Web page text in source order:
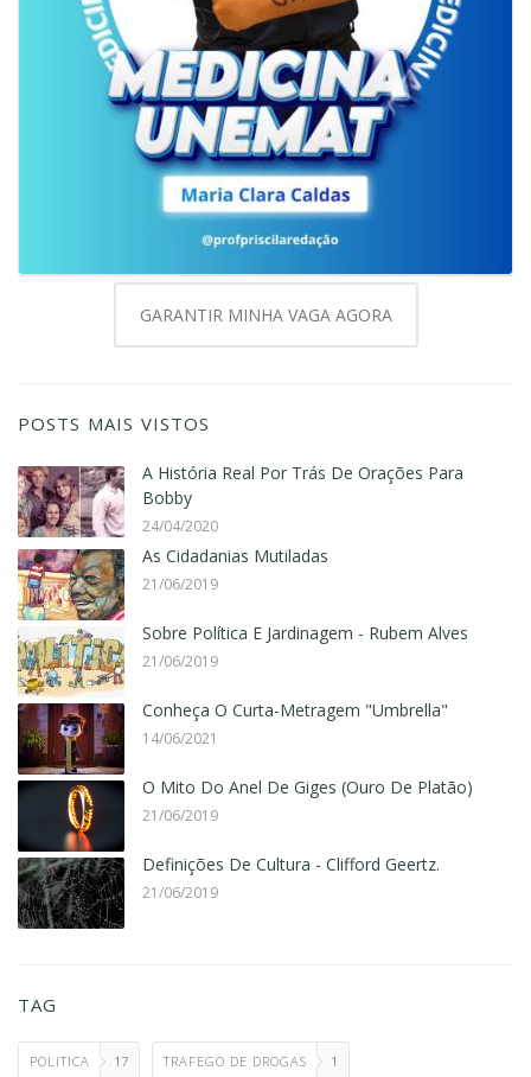
GARANTIR MINHA VAGA AGORA
POSTS MAIS VISTOS
A História Real Por Trás De Orações Para
Bobby
24/04/2020
As Cidadanias Mutiladas
21/06/2019
Sobre Política E Jardinagem - Rubem Alves
21/06/2019
Conheça O Curta-Metragem "Umbrella"
14/06/2021
O Mito Do Anel De Giges (Ouro De Platão)
21/06/2019
Definições De Cultura - Clifford Geertz.
21/06/2019
TAG
POLITICA 17 TRAFEGO DE DROGAS 1